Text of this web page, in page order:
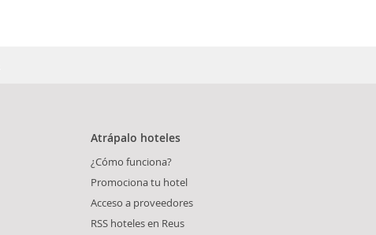
Atrápalo hoteles
¿Cómo funciona?
Promociona tu hotel
Acceso a proveedores
RSS hoteles en Reus